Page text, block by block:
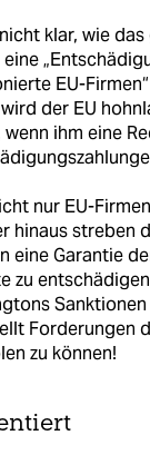
klar, wie das
EU-
der EU
wenn ihm eine
nur EU-
hinaus streben
eine Garantie
zu
Forderungen
zu können!